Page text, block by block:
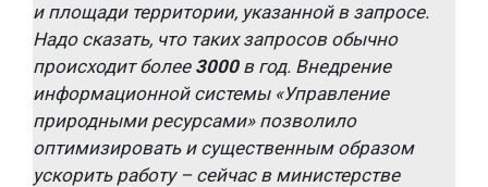
и площади территории, указанной в запросе.
Надо сказать, что таких запросов обычно
происходит более 3000в год. Внедрение
информационной системы «Управление
природными ресурсами» позволило
оптимизировать и существенным образом
ускорить работу – сейчас в министерстве